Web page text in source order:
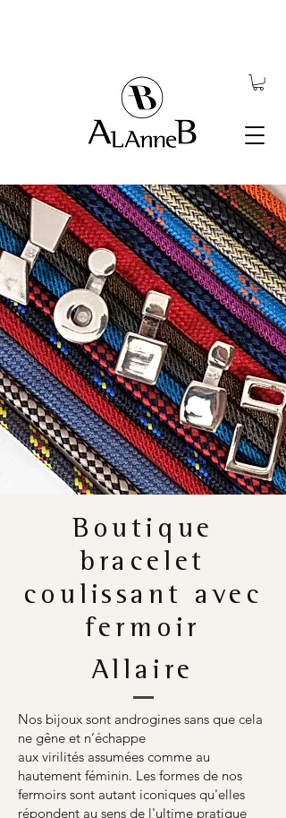
Boutique
bracelet
coulissant avec
fermoir
Allaire
Nos bijoux sont androgines sans que cela
ne gêne et n’échappe
aux virilités assumées comme au
hautement féminin. Les formes de nos
fermoirs sont autant iconiques qu'elles
répondent au sens de l'ultime pratique